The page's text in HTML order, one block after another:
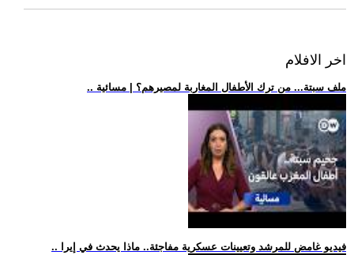
اخر الافلام
.. ملف سبتة... من ترك الأطفال المغاربة لمصيرهم؟ | مسائية
.. فيديو غامض للمرشد وتعيينات عسكرية مفاجئة.. ماذا يحدث في إيرا